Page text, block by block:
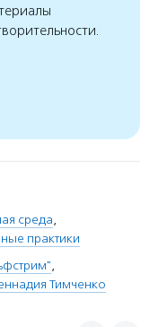
среда,
практики
,
Тимченко